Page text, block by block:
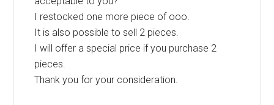
I restocked one more piece of ooo.
It is also possible to sell 2 pieces.
I will offer a special price if you purchase 2
pieces.
Thank you for your consideration.